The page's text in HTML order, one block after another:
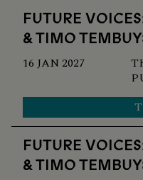
FUTURE
& TIMO
16 JAN 2027
FUTURE
& TIMO